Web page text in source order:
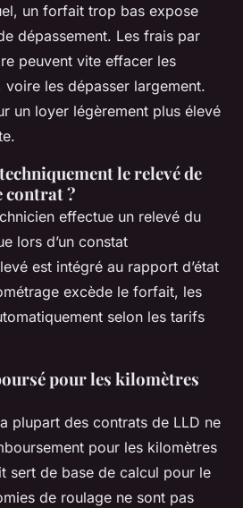
un forfait trop bas expose
dépassement. Les frais par
peuvent vite effacer les
voire les dépasser largement.
un loyer légèrement plus élevé
le relevé de
contrat ?
effectue un relevé du
lors d’un constat
est intégré au rapport d’état
excède le forfait, les
selon les tarifs
pour les kilomètres
plupart des contrats de LLD ne
pour les kilomètres
sert de base de calcul pour le
de roulage ne sont pas